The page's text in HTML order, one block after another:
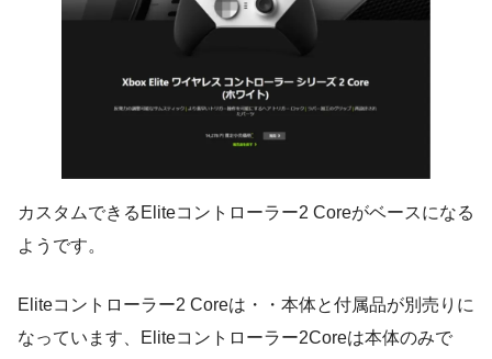
カスタムできるEliteコントローラー2 Coreがベースになる
ようです。
Eliteコントローラー2 Coreは・・本体と付属品が別売りに
なっています、Eliteコントローラー2Coreは本体のみで